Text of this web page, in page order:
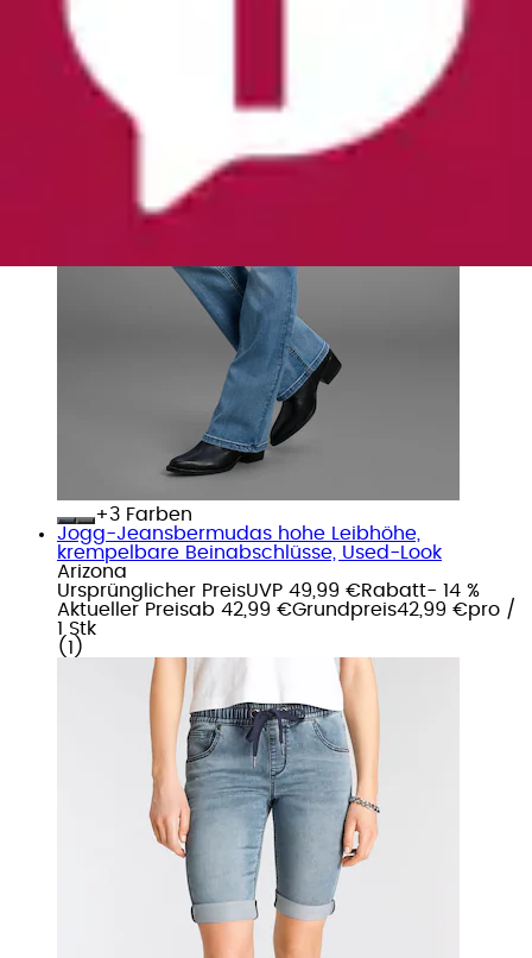
+
Farben
Jogg-Jeansbermudas hohe Leibhöhe,
krempelbare Beinabschlüsse, Used-Look
Arizona
Ursprünglicher PreisUVP 49,99 €Rabatt- 14 %
Aktueller Preisab 42,99 €Grundpreis42,99 €pro /
1 Stk
( 1 )